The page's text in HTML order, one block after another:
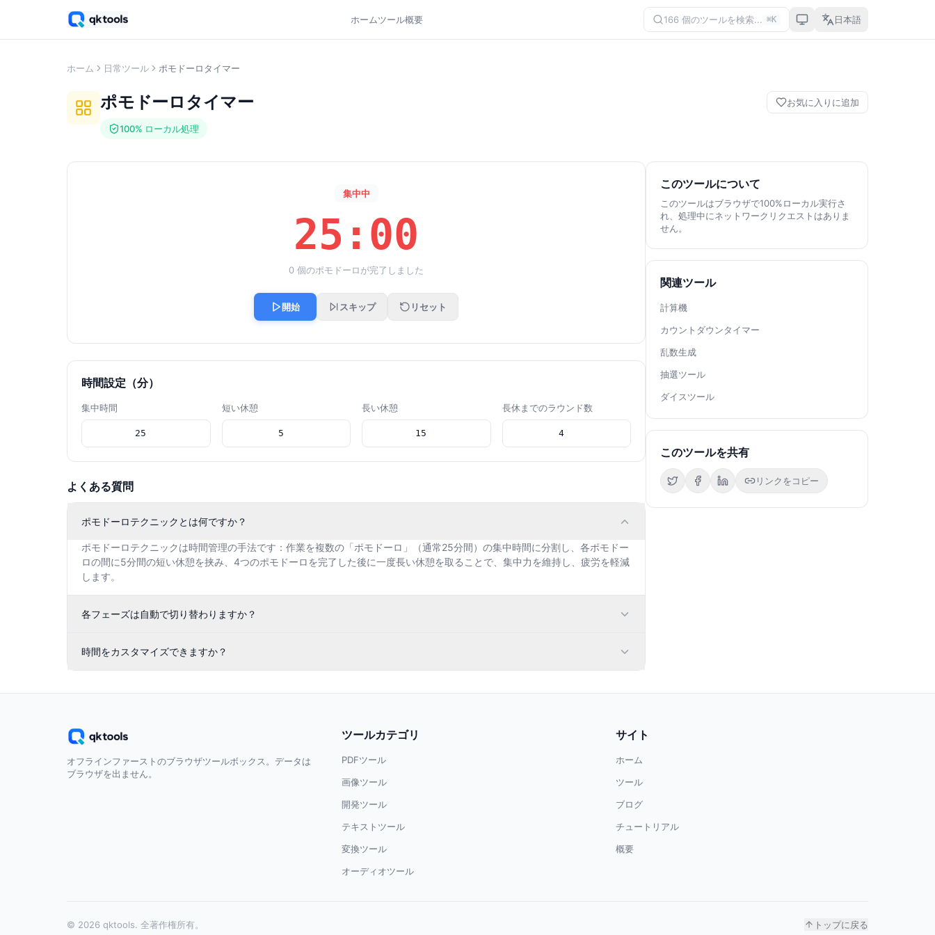
ホームツール概要 166 個のツールを検索... ⌘K 日本語
ホーム 日常ツール ポモドーロタイマー
ポモドーロタイマー
100% ローカル処理
お気に入りに追加
集中中
25:00
0 個のポモドーロが完了しました
開始 スキップ リセット
時間設定（分）
集中時間 短い休憩 長い休憩 長休までのラウンド数
よくある質問
ポモドーロテクニックとは何ですか？
ポモドーロテクニックは時間管理の手法です：作業を複数の「ポモドーロ」（通常25分間）の集中時間に分割し、各ポモドー
ロの間に5分間の短い休憩を挟み、4つのポモドーロを完了した後に一度長い休憩を取ることで、集中力を維持し、疲労を軽減
します。
各フェーズは自動で切り替わりますか？
時間をカスタマイズできますか？
このツールについて
このツールはブラウザで100%ローカル実行さ
れ、処理中にネットワークリクエストはありま
せん。
関連ツール
計算機
カウントダウンタイマー
乱数生成
抽選ツール
ダイスツール
このツールを共有
リンクをコピー
オフラインファーストのブラウザツールボックス。データは
ブラウザを出ません。
ツールカテゴリ
PDFツール
画像ツール
開発ツール
テキストツール
変換ツール
オーディオツール
サイト
ホーム
ツール
ブログ
チュートリアル
概要
© 2026 qktools. 全著作権所有。 トップに戻る